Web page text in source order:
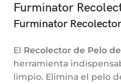
Furminator
Furminator
El Recolector de Pelo
herramienta
limpio. Elimina el pelo